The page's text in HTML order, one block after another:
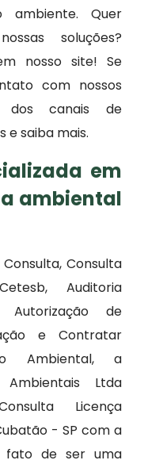
ambiente. Quer
soluções?
nosso site! Se
com nossos
dos canais de
e saiba mais.
em
ambiental
Consulta
Auditoria
Autorização de
e Contratar
Ambiental, a
Ambientais Ltda
Licença
- SP com a
fato de ser uma